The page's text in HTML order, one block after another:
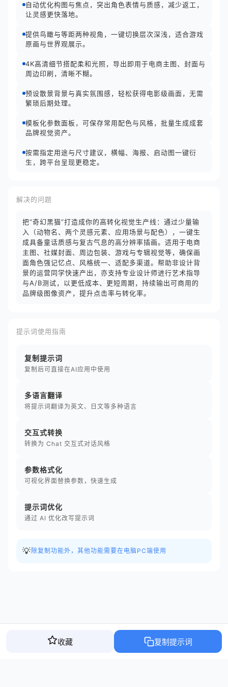
自动优化构图与焦点，突出角色表情与质感，减少返工，
让灵感更快落地。
提供鸟瞰与等距两种视角，一键切换层次深浅，适合游戏
原画与世界观展示。
4K高清细节搭配柔和光照，导出即用于电商主图、封面与
周边印刷，清晰不糊。
预设散景背景与真实氛围感，轻松获得电影级画面，无需
繁琐后期处理。
模板化参数面板，可保存常用配色与风格，批量生成成套
品牌视觉资产。
按需指定用途与尺寸建议，横幅、海报、启动图一键衍
生，跨平台呈现更稳定。
解决的问题
把“奇幻黑猫”打造成你的高转化视觉生产线：通过少量输
入（动物名、两个灵感元素、应用场景与配色），一键生
成具备童话质感与复古气息的高分辨率插画。适用于电商
主图、社媒封面、周边包装、游戏与专辑视觉等，确保画
面角色强记忆点、风格统一、适配多渠道。帮助非设计背
景的运营同学快速产出，亦支持专业设计师进行艺术指导
与A/B测试，以更低成本、更短周期，持续输出可商用的
品牌级图像资产，提升点击率与转化率。
提示词使用指南
复制提示词
复制后可直接在AI应用中使用
多语言翻译
将提示词翻译为英文、日文等多种语言
交互式转换
转换为 Chat 交互式对话风格
参数格式化
可视化界面替换参数，快速生成
提示词优化
通过 AI 优化改写提示词
💡 除复制功能外，其他功能需要在电脑PC端使用
收藏 复制提示词